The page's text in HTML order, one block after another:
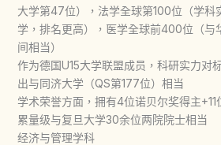
大学第47位），法学全球第100位（学科
学，排名更高），医学全球前400位（与
间相当）
作为德国U15大学联盟成员，科研实力对
出与同济大学（QS第177位）相当
学术荣誉方面，拥有4位诺贝尔奖得主
累量级与复旦大学30余位两院院士相当
经济与管理学科